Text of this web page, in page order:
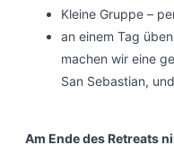
Kleine Gruppe –
an einem Tag
machen wir eine
San Sebastian,
Am Ende des Retreats